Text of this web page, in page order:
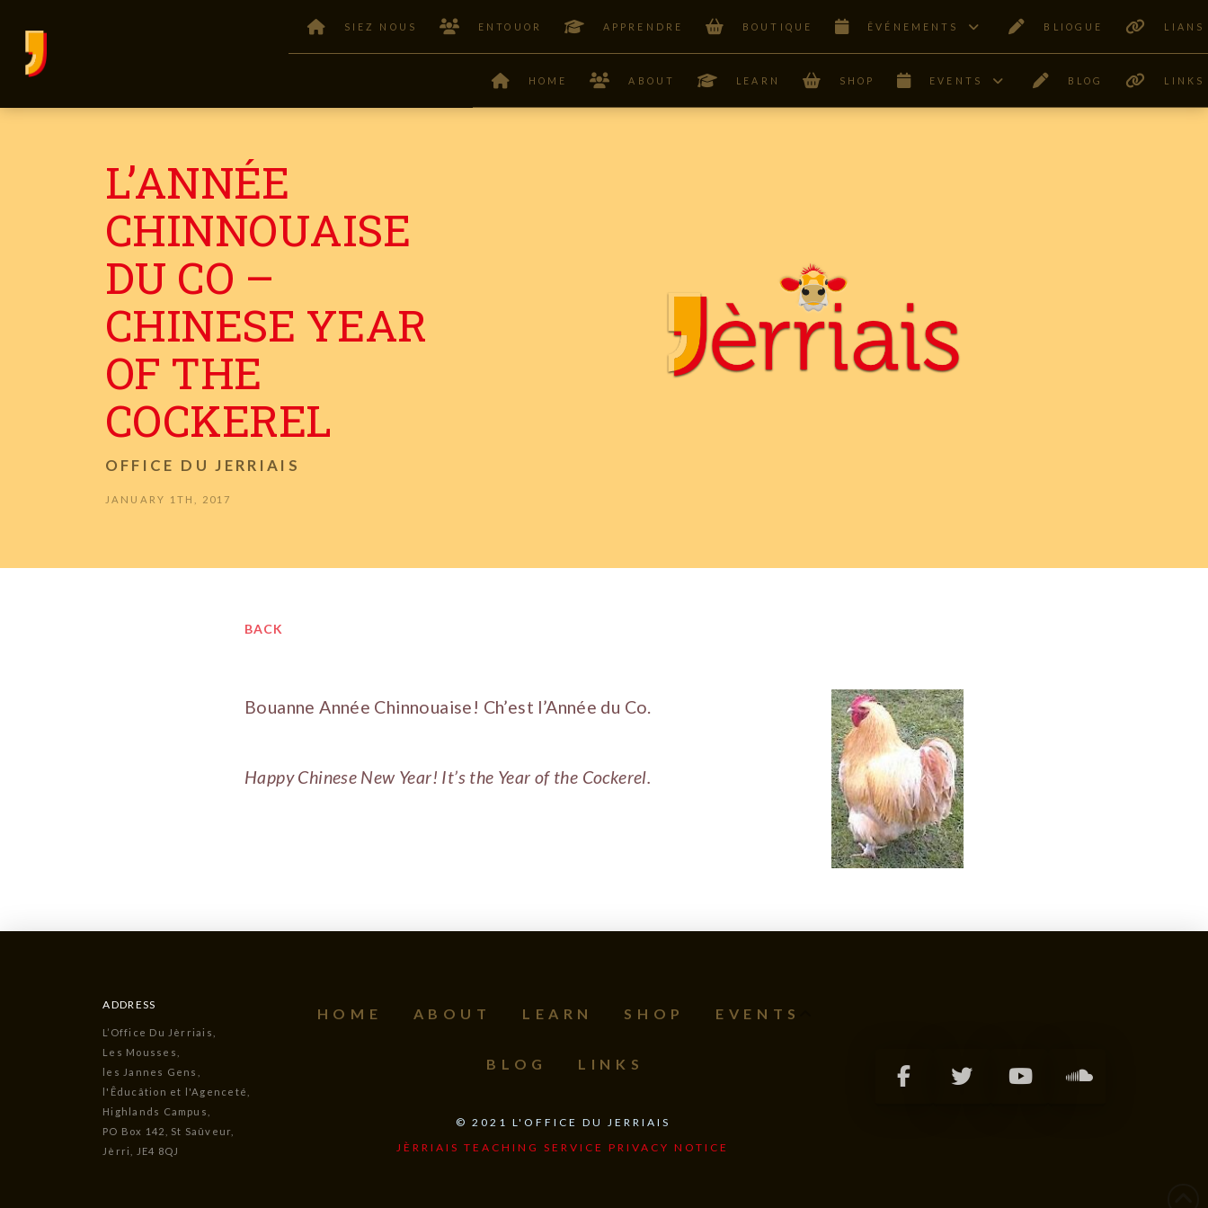
SIEZ NOUS ENTOUOR APPRENDRE BOUTIQUE ÊVÉNEMENTS BLIOGUE LIANS
HOME ABOUT LEARN SHOP EVENTS BLOG LINKS
L’ANNÉE
CHINNOUAISE
DU CO –
CHINESE YEAR
OF THE
COCKEREL
OFFICE DU JERRIAIS
JANUARY 1TH, 2017
BACK
Bouanne Année Chinnouaise! Ch’est l’Année du Co.
Happy Chinese New Year! It’s the Year of the Cockerel.
ADDRESS
L’Office Du Jèrriais,
Les Mousses,
les Jannes Gens,
l'Êducâtion et l'Agenceté,
Highlands Campus,
PO Box 142, St Saûveur,
Jèrri, JE4 8QJ
HOME ABOUT LEARN SHOP EVENTS
BLOG LINKS
© 2021 L'OFFICE DU JERRIAIS
JÈRRIAIS TEACHING SERVICE PRIVACY NOTICE